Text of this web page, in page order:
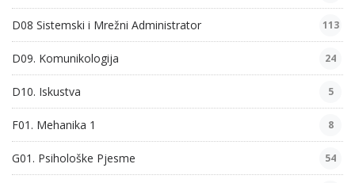
D08 Sistemski i Mrežni Administrator 113
D09. Komunikologija 24
D10. Iskustva 5
F01. Mehanika 1 8
G01. Psihološke Pjesme 54